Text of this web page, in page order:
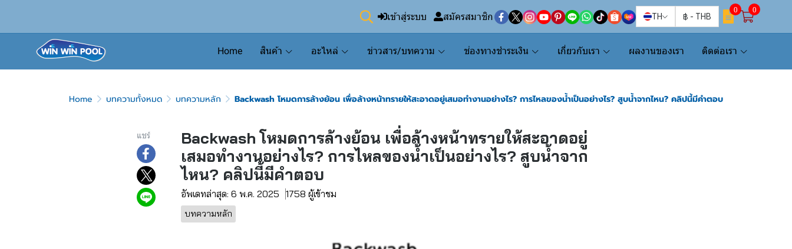
เข้าสู่ระบบ สมัครสมาชิก TH ฿ - THB
0 0
Home สินค้า อะไหล่ ข่าวสาร/บทความ ช่องทางชำระเงิน เกี่ยวกับเรา ผลงานของเรา ติดต่อเรา
Home บทความทั้งหมด บทความหลัก Backwash โหมดการล้างย้อน เพื่อล้างหน้าทรายให้สะอาดอยู่เสมอทำงานอย่างไร? การไหลของน้ำเป็นอย่างไร? สูบน้ำจากไหน? คลิปนี้มีคำตอบ
แชร์
Backwash โหมดการล้างย้อน เพื่อล้างหน้าทรายให้สะอาดอยู่
เสมอทำงานอย่างไร? การไหลของน้ำเป็นอย่างไร? สูบน้ำจาก
ไหน? คลิปนี้มีคำตอบ
อัพเดทล่าสุด: 6 พ.ค. 2025 1758 ผู้เข้าชม
บทความหลัก